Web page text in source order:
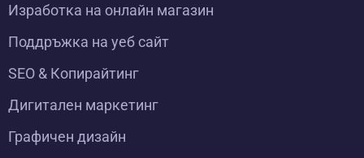
Изработка на онлайн магазин
Поддръжка на уеб сайт
SEO & Копирайтинг
Дигитален маркетинг
Графичен дизайн